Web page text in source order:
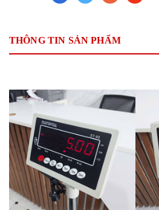
THÔNG TIN SẢN PHẨM